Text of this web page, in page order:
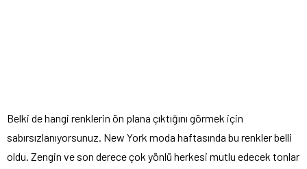
Belki de hangi renklerin ön plana çıktığını görmek için
sabırsızlanıyorsunuz. New York moda haftasında bu renkler belli
oldu. Zengin ve son derece çok yönlü herkesi mutlu edecek tonlar